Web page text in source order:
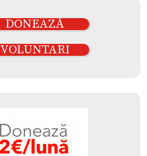
DONEAZĂ
VOLUNTARI